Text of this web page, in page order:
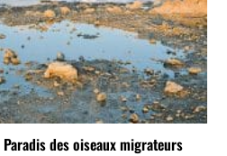
des oiseaux migrateurs